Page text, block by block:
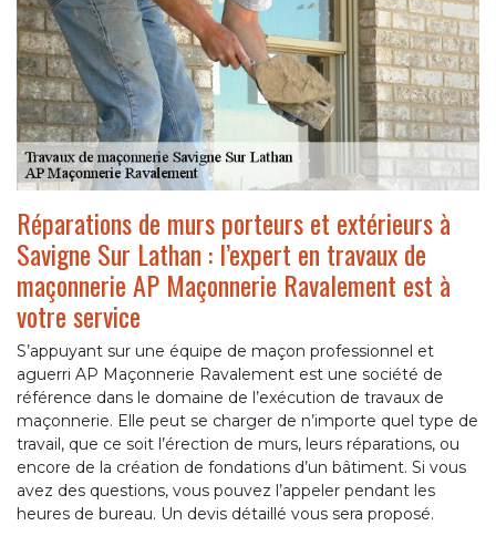
Réparations de murs porteurs et extérieurs à
Savigne Sur Lathan : l’expert en travaux de
maçonnerie AP Maçonnerie Ravalement est à
votre service
S’appuyant sur une équipe de maçon professionnel et
aguerri AP Maçonnerie Ravalement est une société de
référence dans le domaine de l’exécution de travaux de
maçonnerie. Elle peut se charger de n’importe quel type de
travail, que ce soit l’érection de murs, leurs réparations, ou
encore de la création de fondations d’un bâtiment. Si vous
avez des questions, vous pouvez l’appeler pendant les
heures de bureau. Un devis détaillé vous sera proposé.